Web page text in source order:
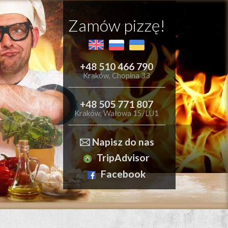
Zamów pizzę!
+48 510 466 790
Kraków, Chopina 33
+48 505 771 807
Kraków, Wałowa 15/LU1
🖂 Napisz do nas
TripAdvisor
Facebook